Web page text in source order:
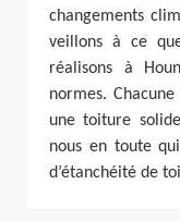
changements
veillons à ce
réalisons à
normes.
une toiture
nous en toute
d’étanchéité de